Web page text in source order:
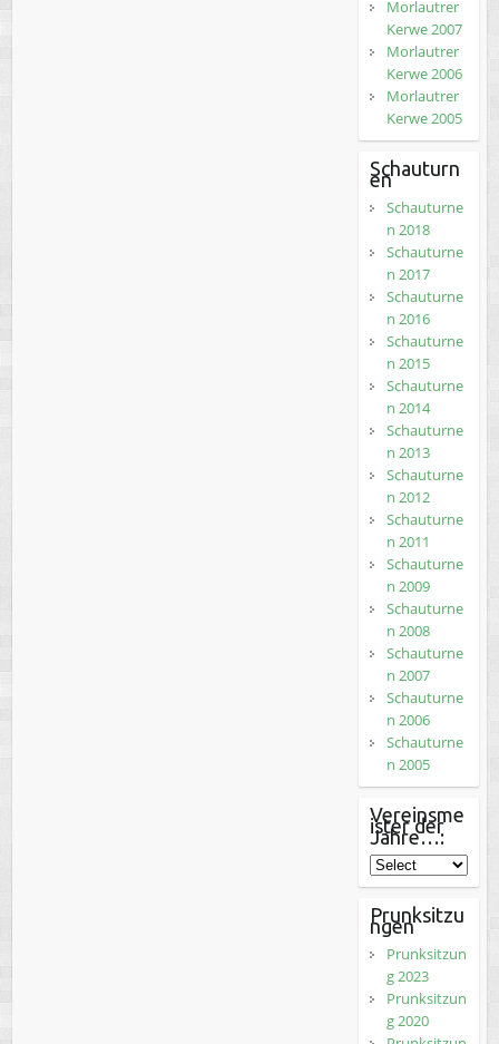
Morlautrer
Kerwe 2007
Morlautrer
Kerwe 2006
Morlautrer
Kerwe 2005
Schauturn
en
Schauturne
n 2018
Schauturne
n 2017
Schauturne
n 2016
Schauturne
n 2015
Schauturne
n 2014
Schauturne
n 2013
Schauturne
n 2012
Schauturne
n 2011
Schauturne
n 2009
Schauturne
n 2008
Schauturne
n 2007
Schauturne
n 2006
Schauturne
n 2005
Vereinsme
ister der
Jahre…:
Prunksitzu
ngen
Prunksitzun
g 2023
Prunksitzun
g 2020